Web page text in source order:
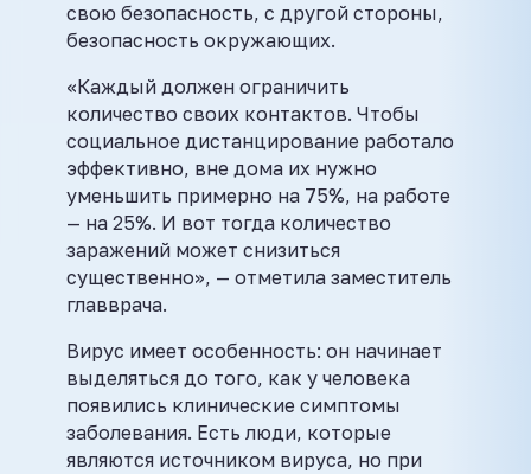
свою безопасность, с другой стороны,
безопасность окружающих.
«Каждый должен ограничить
количество своих контактов. Чтобы
социальное дистанцирование работало
эффективно, вне дома их нужно
уменьшить примерно на 75%, на работе
— на 25%. И вот тогда количество
заражений может снизиться
существенно», — отметила заместитель
главврача.
Вирус имеет особенность: он начинает
выделяться до того, как у человека
появились клинические симптомы
заболевания. Есть люди, которые
являются источником вируса, но при